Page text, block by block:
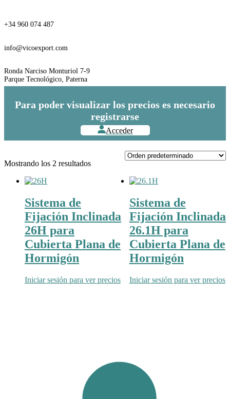
Teléfono
+34 960 074 487
Email
info@vicoexport.com
Dirección
Ronda Narciso Monturiol 7-9
Parque Tecnológico, Paterna
Para poder visualizar los precios es necesario
registrarse
Acceder
Mostrando los 2 resultados
Sistema de
Fijación Inclinada
26H para
Cubierta Plana de
Hormigón
Iniciar sesión para ver precios
Sistema de
Fijación Inclinada
26.1H para
Cubierta Plana de
Hormigón
Iniciar sesión para ver precios